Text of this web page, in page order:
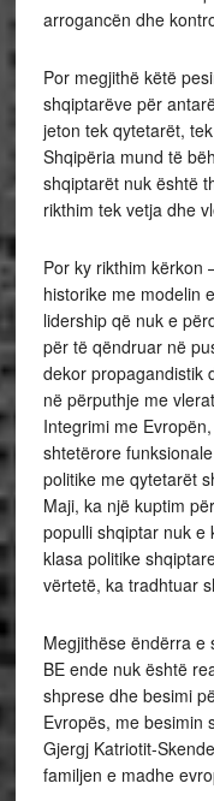
arrogancën dhe
Por megjithë këtë
shqiptarëve për
jeton tek qytetarët,
Shqipëria mund të
shqiptarët nuk është
rikthim tek vetja dhe
Por ky rikthim
historike me modelin
lidership që nuk e
për të qëndruar në
dekor propagandistik
në përputhje me
Integrimi me
shtetërore
politike me qytetarët
Maji, ka një kuptim
populli shqiptar nuk e
klasa politike
vërtetë, ka tradhtuar
Megjithëse ëndërra e
BE ende nuk është
shprese dhe besimi
Evropës, me besimin
Gjergj Katriotit-
familjen e madhe